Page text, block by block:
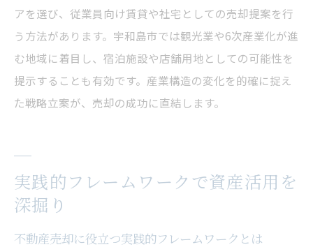
アを選び、従業員向け賃貸や社宅としての売却提案を行
う方法があります。宇和島市では観光業や6次産業化が進
む地域に着目し、宿泊施設や店舗用地としての可能性を
提示することも有効です。産業構造の変化を的確に捉え
た戦略立案が、売却の成功に直結します。
実践的フレームワークで資産活用を
深掘り
不動産売却に役立つ実践的フレームワークとは